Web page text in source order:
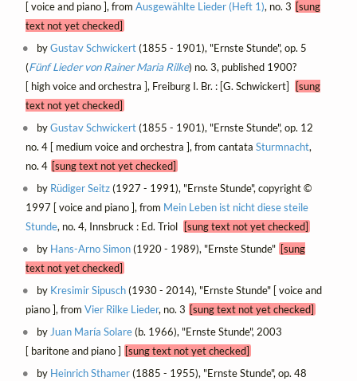
[ voice and piano ], from Ausgewählte Lieder (Heft 1), no. 3 [sung
text not yet checked]
byGustav Schwickert(1855 - 1901), "Ernste Stunde", op. 5
(Fünf Lieder von Rainer Maria Rilke) no. 3, published 1900?
[ high voice and orchestra ], Freiburg I. Br. : [G. Schwickert]
[sung
text not yet checked]
byGustav Schwickert(1855 - 1901), "Ernste Stunde", op. 12
no. 4 [ medium voice and orchestra ], from cantata Sturmnacht,
no. 4 [sung text not yet checked]
by Rüdiger Seitz(1927 - 1991), "Ernste Stunde", copyright ©
1997 [ voice and piano ], from Mein Leben ist nicht diese steile
Stunde, no. 4, Innsbruck : Ed. Triol
[sung text not yet checked]
by Hans-Arno Simon(1920 - 1989), "Ernste Stunde" [sung
text not yet checked]
by Kresimir Sipusch(1930 - 2014), "Ernste Stunde" [ voice and
piano ], from Vier Rilke Lieder, no. 3 [sung text not yet checked]
by Juan María Solare(b. 1966), "Ernste Stunde", 2003
[ baritone and piano ] [sung text not yet checked]
by Heinrich Sthamer(1885 - 1955), "Ernste Stunde", op. 48